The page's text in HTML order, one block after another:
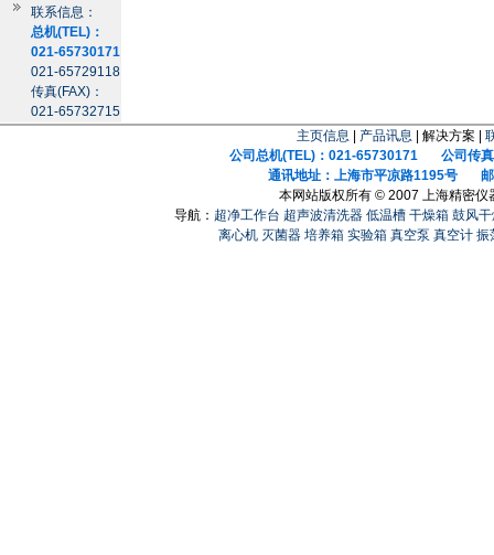
联系信息：
总机(TEL)：
021-65730171
021-65729118
传真(FAX)：
021-65732715
主页信息 产品讯息 | 解决方案 |
公司总机(TEL)：021-65730171 公司传真
通讯地址：上海市平凉路1195号 邮
本网站版权所有 © 2007 上海精密仪
导航： 超净工作台 超声波清洗器 低温槽 干燥箱 鼓风
离心机 灭菌器 培养箱 实验箱 真空泵 真空计 振